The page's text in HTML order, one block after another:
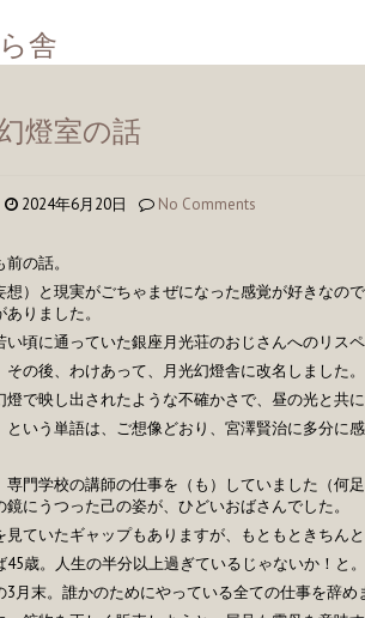
舎
燈室の話
2024年6月20日 No Comments
の話。
想）と現実がごちゃまぜになった感覚が好きなの
りました。
い頃に通っていた銀座月光荘のおじさんへのリス
その後、わけあって、月光幻燈舎に改名しました。
燈で映し出されたような不確かさで、昼の光と共
という単語は、ご想像どおり、宮澤賢治に多分に
専門学校の講師の仕事を（も）していました（何
鏡にうつった己の姿が、ひどいおばさんでした。
見ていたギャップもありますが、もともときちん
45歳。人生の半分以上過ぎているじゃないか！と。
3月末。誰かのためにやっている全ての仕事を辞め